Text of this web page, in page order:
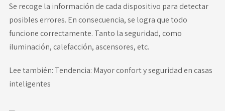
Se recoge la información de cada dispositivo para detectar
posibles errores. En consecuencia, se logra que todo
funcione correctamente. Tanto la seguridad, como
iluminación, calefacción, ascensores, etc.
Lee también: Tendencia: Mayor confort y seguridad en casas
inteligentes